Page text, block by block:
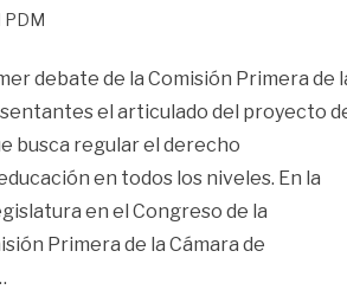
PDM
debate de la Comisión Primera de
el articulado del proyecto
busca regular el derecho
en todos los niveles. En la
en el Congreso de la
Primera de la Cámara de